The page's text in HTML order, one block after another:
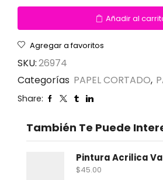
Añadir al
Agregar a favoritos
SKU:26974
Categorías PAPEL CORTADO,
Share:
También Te Puede
$45.00